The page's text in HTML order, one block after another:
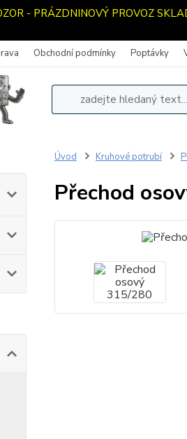
- PRÁZDNINOVÝ PROVOZ
Obchodní podmínky Poptávky
Úvod Kruhové potrubí
Přechod